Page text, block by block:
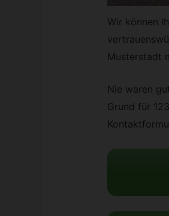
Wir können
Musterstadt
Nie waren
Grund für